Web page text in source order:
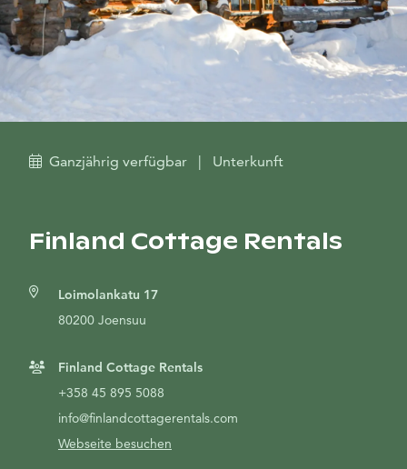
Ganzjährig verfügbar | Unterkunft
Finland Cottage Rentals
Loimolankatu 17
80200 Joensuu
Finland Cottage Rentals
+358 45 895 5088
info@finlandcottagerentals.com
Webseite besuchen